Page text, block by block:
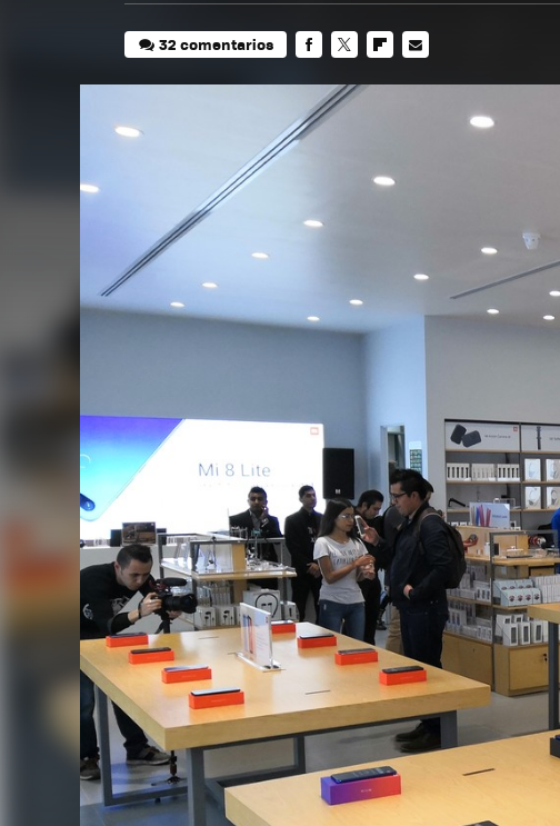
32 comentarios